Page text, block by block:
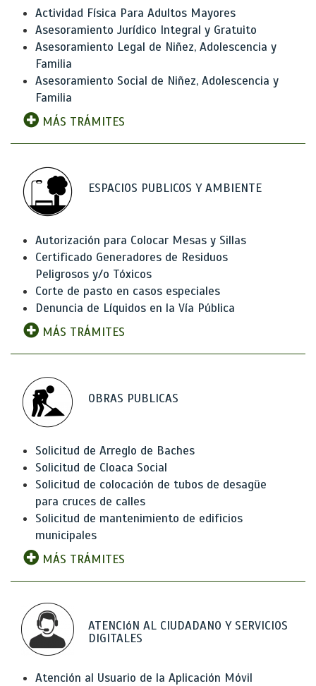
Actividad Física Para Adultos Mayores
Asesoramiento Jurídico Integral y Gratuito
Asesoramiento Legal de Niñez, Adolescencia y
Familia
Asesoramiento Social de Niñez, Adolescencia y
Familia
MÁS TRÁMITES
ESPACIOS PUBLICOS Y AMBIENTE
Autorización para Colocar Mesas y Sillas
Certificado Generadores de Residuos
Peligrosos y/o Tóxicos
Corte de pasto en casos especiales
Denuncia de Líquidos en la Vía Pública
MÁS TRÁMITES
OBRAS PUBLICAS
Solicitud de Arreglo de Baches
Solicitud de Cloaca Social
Solicitud de colocación de tubos de desagüe
para cruces de calles
Solicitud de mantenimiento de edificios
municipales
MÁS TRÁMITES
ATENCIóN AL CIUDADANO Y SERVICIOS
DIGITALES
Atención al Usuario de la Aplicación Móvil